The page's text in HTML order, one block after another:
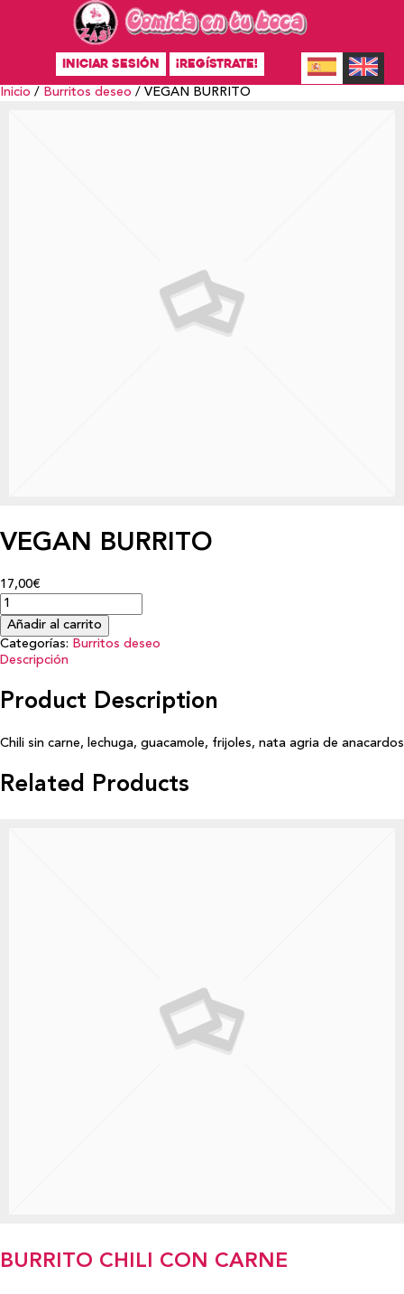
INICIAR SESIÓN ¡REGÍSTRATE!
Inicio / Burritos deseo / VEGAN BURRITO
VEGAN BURRITO
17,00€
Añadir al carrito
Categorías: Burritos deseo
Descripción
Product Description
Chili sin carne, lechuga, guacamole, frijoles, nata agria de anacardos
Related Products
BURRITO CHILI CON CARNE